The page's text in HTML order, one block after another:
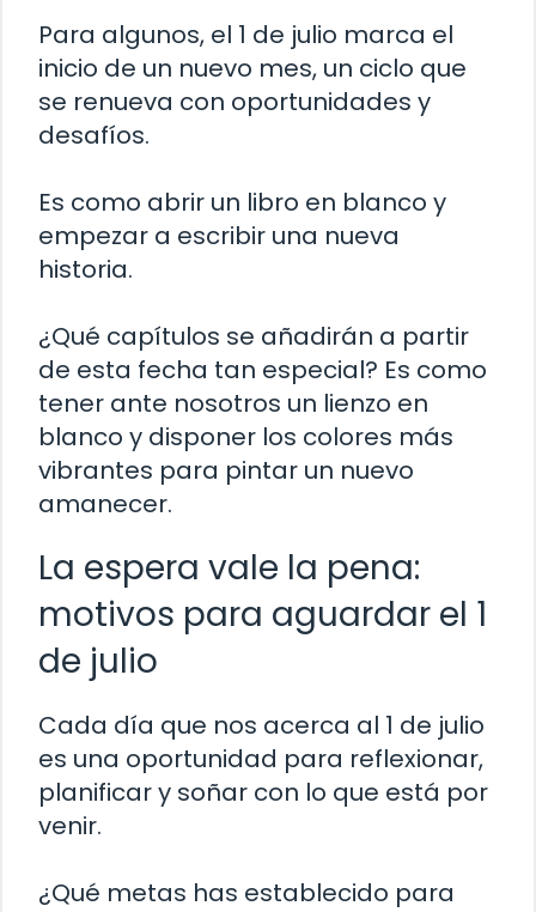
Para algunos, el 1 de julio marca el
inicio de un nuevo mes, un ciclo que
se renueva con oportunidades y
desafíos.
Es como abrir un libro en blanco y
empezar a escribir una nueva
historia.
¿Qué capítulos se añadirán a partir
de esta fecha tan especial? Es como
tener ante nosotros un lienzo en
blanco y disponer los colores más
vibrantes para pintar un nuevo
amanecer.
La espera vale la pena:
motivos para aguardar el 1
de julio
Cada día que nos acerca al 1 de julio
es una oportunidad para reflexionar,
planificar y soñar con lo que está por
venir.
¿Qué metas has establecido para